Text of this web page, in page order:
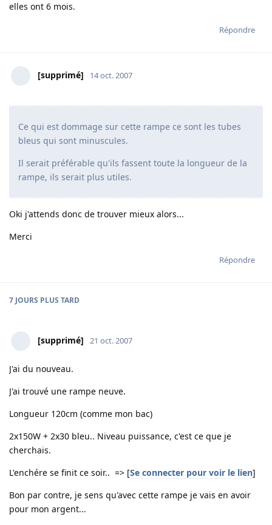
elles ont 6 mois.
Répondre
[supprimé] 14 oct. 2007
Ce qui est dommage sur cette rampe ce sont les tubes
bleus qui sont minuscules.
Il serait préférable qu'ils fassent toute la longueur de la
rampe, ils serait plus utiles.
Oki j'attends donc de trouver mieux alors...
Merci
Répondre
7 JOURS PLUS TARD
[supprimé] 21 oct. 2007
J'ai du nouveau.
J'ai trouvé une rampe neuve.
Longueur 120cm (comme mon bac)
2x150W + 2x30 bleu.. Niveau puissance, c'est ce que je
cherchais.
L'enchére se finit ce soir.. => [Se connecter pour voir le lien]
Bon par contre, je sens qu'avec cette rampe je vais en avoir
pour mon argent...